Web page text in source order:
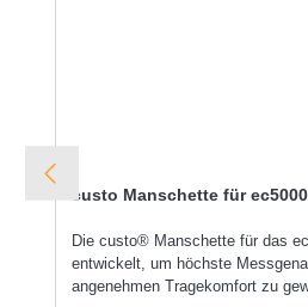
custo Manschette für
Die custo® Manschette für das
entwickelt, um höchste
angenehmen Tragekomfort zu